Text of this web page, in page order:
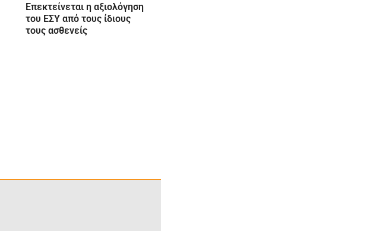
Επεκτείνεται η αξιολόγηση
του ΕΣΥ από τους ίδιους
τους ασθενείς